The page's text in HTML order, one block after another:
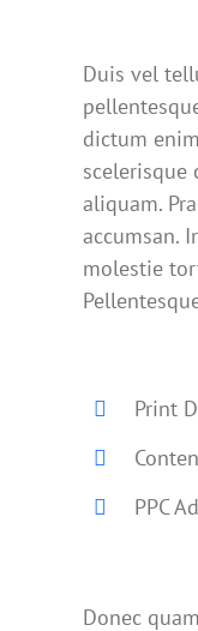
Duis vel
dictum
scelerisque
aliquam.
accumsan.
molestie
Print
PPC
Donec